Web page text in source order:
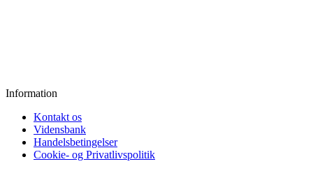
Information
Kontakt os
Vidensbank
Handelsbetingelser
Cookie- og Privatlivspolitik